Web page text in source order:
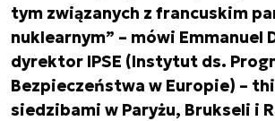
tym związanych z francuskim
nuklearnym” – mówi Emmanuel
dyrektor IPSE (Instytut ds.
Bezpieczeństwa w Europie) –
siedzibami w Paryżu, Brukseli i